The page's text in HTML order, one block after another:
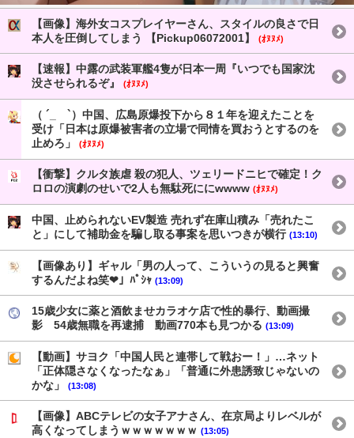
【画像】海外女コスプレイヤーさん、スタイルの良さで日
本人を圧倒してしまう 【Pickup06072001】
(ｵﾇﾇﾒ)
【速報】中露の武装軍艦4隻が日本一周『いつでも国家沈
没させられるぞ』
(ｵﾇﾇﾒ)
（ ´_ゝ`）中国、広島原爆投下から８１年を迎えたことを
受け「日本は原爆被害者の立場で同情を買おうとするのを
止めろ」
(ｵﾇﾇﾒ)
【衝撃】クルタ族虐 殺の犯人、ツェリードニヒで確定！ク
ロロの演劇のせいで2人も無駄死ににwwww (ｵﾇﾇﾒ)
中国、止められないEV製造 売れず在庫山積み「売れたこ
と」にして補助金を騙し取る事案を思いつきが横行 (13:10)
【画像あり】ギャル「男の人って、こういうの見ると興奮
するんだよね笑❤」ﾊﾟｼｬ (13:09)
15歳少女に薬と酒飲ませカラオケ店で性的暴行、動画撮
影 54歳無職を再逮捕 動画770本も見つかる (13:09)
【動画】サヨク「中国人民と連帯して戦おー！」…ネット
「正体隠さなくなったなぁ」「普通に外患誘致じゃないの
かな」
(13:08)
【画像】ABCテレビの女子アナさん、在京局よりレベルが
高くなってしまうｗｗｗｗｗｗｗ (13:05)